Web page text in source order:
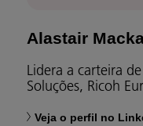
Alastair
Lidera a carteira
Soluções, Ricoh
Veja o perfil no